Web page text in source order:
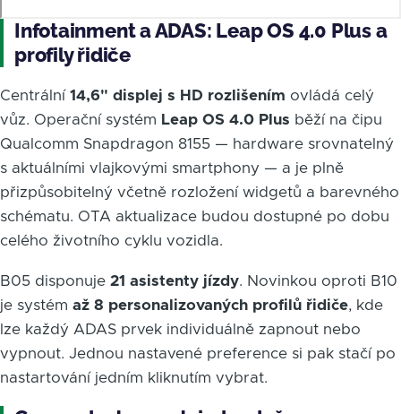
Infotainment a ADAS: Leap OS 4.0 Plus a
profily řidiče
Centrální 14,6" displej s HD rozlišením ovládá celý
vůz. Operační systém Leap OS 4.0 Plus běží na čipu
Qualcomm Snapdragon 8155 — hardware srovnatelný
s aktuálními vlajkovými smartphony — a je plně
přizpůsobitelný včetně rozložení widgetů a barevného
schématu. OTA aktualizace budou dostupné po dobu
celého životního cyklu vozidla.
B05 disponuje 21 asistenty jízdy. Novinkou oproti B10
je systém až 8 personalizovaných profilů řidiče, kde
lze každý ADAS prvek individuálně zapnout nebo
vypnout. Jednou nastavené preference si pak stačí po
nastartování jedním kliknutím vybrat.